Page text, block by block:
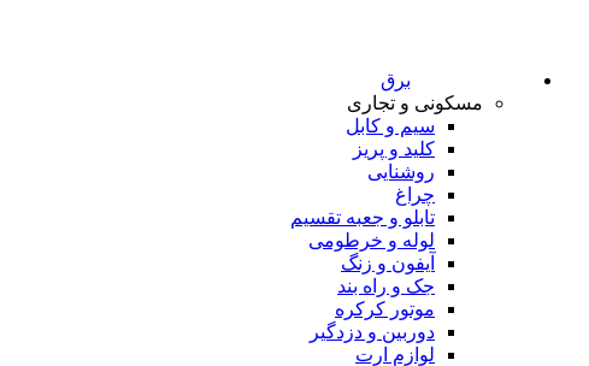
برق
مسکونی و تجاری
سیم و کابل
کلید و پریز
روشنایی
چراغ
تابلو و جعبه تقسیم
لوله و خرطومی
آیفون و زنگ
جک و راه بند
موتور کرکره
دوربین و دزدگیر
لوازم ارت